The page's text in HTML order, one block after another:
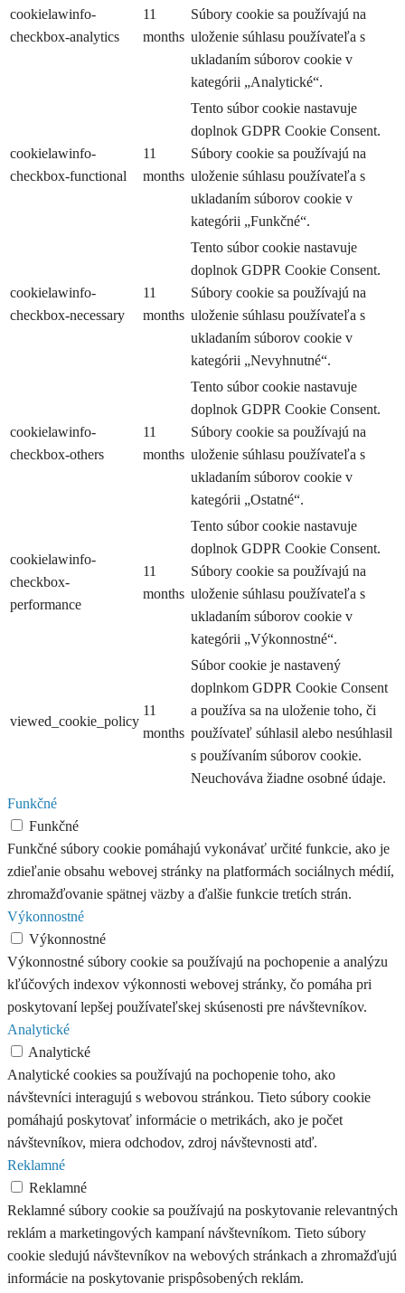
cookielawinfo-
checkbox-analytics
11
months
Súbory cookie sa používajú na
uloženie súhlasu používateľa s
ukladaním súborov cookie v
kategórii „Analytické“.
cookielawinfo-
checkbox-functional
11
months
Tento súbor cookie nastavuje
doplnok GDPR Cookie Consent.
Súbory cookie sa používajú na
uloženie súhlasu používateľa s
ukladaním súborov cookie v
kategórii „Funkčné“.
cookielawinfo-
checkbox-necessary
11
months
Tento súbor cookie nastavuje
doplnok GDPR Cookie Consent.
Súbory cookie sa používajú na
uloženie súhlasu používateľa s
ukladaním súborov cookie v
kategórii „Nevyhnutné“.
cookielawinfo-
checkbox-others
11
months
Tento súbor cookie nastavuje
doplnok GDPR Cookie Consent.
Súbory cookie sa používajú na
uloženie súhlasu používateľa s
ukladaním súborov cookie v
kategórii „Ostatné“.
cookielawinfo-
checkbox-
performance
11
months
Tento súbor cookie nastavuje
doplnok GDPR Cookie Consent.
Súbory cookie sa používajú na
uloženie súhlasu používateľa s
ukladaním súborov cookie v
kategórii „Výkonnostné“.
viewed_cookie_policy
11
months
Súbor cookie je nastavený
doplnkom GDPR Cookie Consent
a používa sa na uloženie toho, či
používateľ súhlasil alebo nesúhlasil
s používaním súborov cookie.
Neuchováva žiadne osobné údaje.
Funkčné
Funkčné
Funkčné súbory cookie pomáhajú vykonávať určité funkcie, ako je
zdieľanie obsahu webovej stránky na platformách sociálnych médií,
zhromažďovanie spätnej väzby a ďalšie funkcie tretích strán.
Výkonnostné
Výkonnostné
Výkonnostné súbory cookie sa používajú na pochopenie a analýzu
kľúčových indexov výkonnosti webovej stránky, čo pomáha pri
poskytovaní lepšej používateľskej skúsenosti pre návštevníkov.
Analytické
Analytické
Analytické cookies sa používajú na pochopenie toho, ako
návštevníci interagujú s webovou stránkou. Tieto súbory cookie
pomáhajú poskytovať informácie o metrikách, ako je počet
návštevníkov, miera odchodov, zdroj návštevnosti atď.
Reklamné
Reklamné
Reklamné súbory cookie sa používajú na poskytovanie relevantných
reklám a marketingových kampaní návštevníkom. Tieto súbory
cookie sledujú návštevníkov na webových stránkach a zhromažďujú
informácie na poskytovanie prispôsobených reklám.